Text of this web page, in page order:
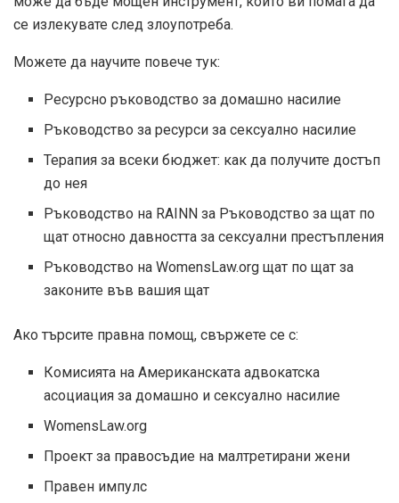
се излекувате след злоупотреба.
Можете да научите повече тук:
Ресурсно ръководство за домашно насилие
Ръководство за ресурси за сексуално насилие
Терапия за всеки бюджет: как да получите достъп
до нея
Ръководство на RAINN за Ръководство за щат по
щат относно давността за сексуални престъпления
Ръководство на WomensLaw.org щат по щат за
законите във вашия щат
Ако търсите правна помощ, свържете се с:
Комисията на Американската адвокатска
асоциация за домашно и сексуално насилие
WomensLaw.org
Проект за правосъдие на малтретирани жени
Правен импулс